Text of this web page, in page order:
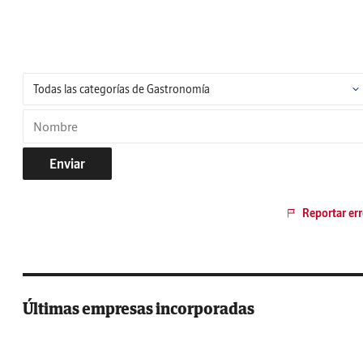
Enviar
Reportar
Últimas empresas incorporadas